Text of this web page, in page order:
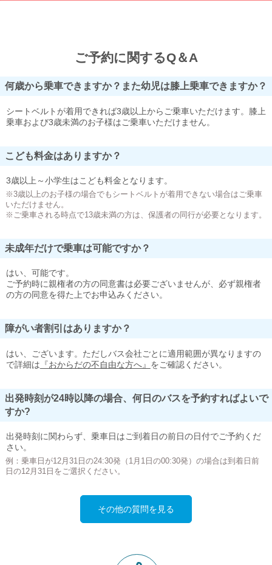
ご予約に関するQ＆A
何歳から乗車できますか？また幼児は膝上乗車できますか？
シートベルトが着用できれば3歳以上からご乗車いただけます。膝上
乗車および3歳未満のお子様はご乗車いただけません。
こども料金はありますか？
3歳以上～小学生はこども料金となります。
※3歳以上のお子様の場合でもシートベルトが着用できない場合はご乗車
いただけません。
※ご乗車される時点で13歳未満の方は、保護者の同行が必要となります。
未成年だけで乗車は可能ですか？
はい、可能です。
ご予約時に親権者の方の同意書は必要ございませんが、必ず親権者
の方の同意を得た上でお申込みください。
障がい者割引はありますか？
はい、ございます。ただしバス会社ごとに適用範囲が異なりますの
で詳細は 『おからだの不自由な方へ』 をご確認ください。
出発時刻が24時以降の場合、何日のバスを予約すればよいで
すか?
出発時刻に関わらず、乗車日はご到着日の前日の日付でご予約くだ
さい。
例：乗車日が12月31日の24:30発（1月1日の00:30発）の場合は到着日前
日の12月31日をご選択ください。
その他の質問を見る